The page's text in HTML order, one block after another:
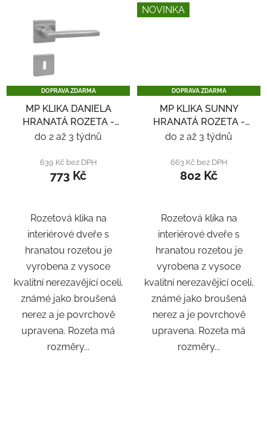
DOPRAVA ZDARMA
MP KLIKA DANIELA
HRANATÁ ROZETA -
NEREZ
do 2 až 3 týdnů
639 Kč bez DPH
773 Kč
Rozetová klika na
interiérové ​​dveře s
hranatou rozetou je
vyrobena z vysoce
kvalitní nerezavějící oceli,
známé jako broušená
nerez a je povrchově
upravena. Rozeta má
rozměry...
NOVINKA
DOPRAVA ZDARMA
MP KLIKA SUNNY
HRANATÁ ROZETA -
ČERNÁ
do 2 až 3 týdnů
663 Kč bez DPH
802 Kč
Rozetová klika na
interiérové ​​dveře s
hranatou rozetou je
vyrobena z vysoce
kvalitní nerezavějící oceli,
známé jako broušená
nerez a je povrchově
upravena. Rozeta má
rozměry...